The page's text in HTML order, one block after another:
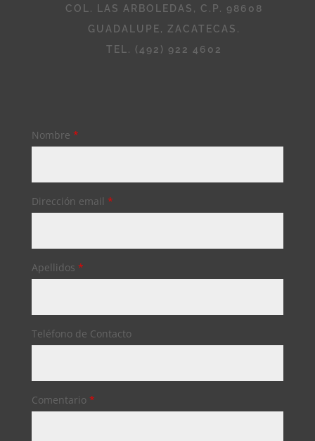
COL. LAS ARBOLEDAS, C.P. 98608
GUADALUPE, ZACATECAS.
TEL. (492) 922 4602
Nombre *
Dirección email *
Apellidos *
Teléfono de Contacto
Comentario *